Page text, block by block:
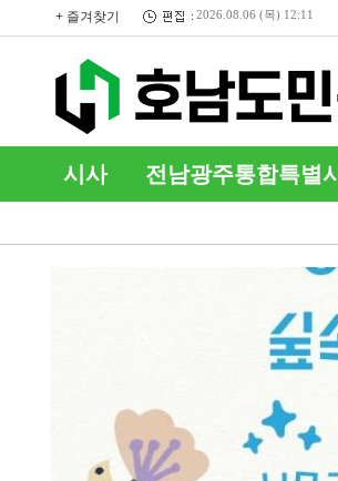
+ 즐겨찾기 2026.08.06 (목) 12:11
2025 달라지는 희귀질환자 의
료비 지원사업
시사 전남광주통합특별시